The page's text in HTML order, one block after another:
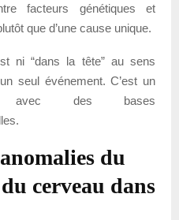
facteurs génétiques et
que d’une cause unique.
ni “dans la tête” au sens
seul événement. C’est un
avec des bases
du
cerveau dans